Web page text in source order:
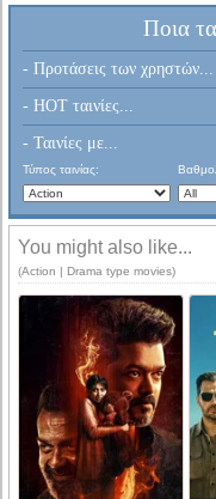
Ποια
- Προτάσεις των χρηστών...
- HOT ταινίες...
- Ταινίες με...
Τύπος ταινίας:
You might also like...
(Action | Drama type movies)